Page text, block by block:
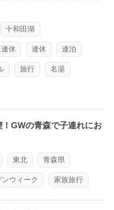
十和田湖
連休 連休 連泊
旅行 名湯
GWの青森で子連れにお
東北 青森県
ンウィーク 家族旅行